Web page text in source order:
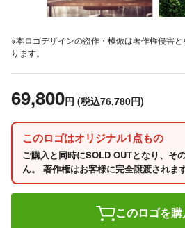
※本ロゴデザインの盗作・模倣は著作権侵害
ります。
69,800円 (税込76,780円)
このロゴはオリジナル1点もの
ご購入と同時にSOLD OUTとなり、そ
ん。 著作権はお客様に完全譲渡されます
このロゴを購